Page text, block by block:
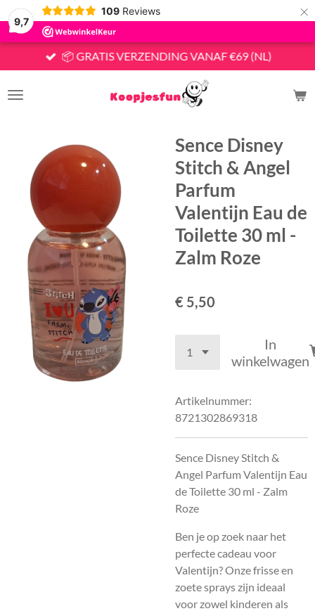
9,7
109 Reviews ×
📦 GRATIS VERZENDING VANAF €69 (NL)
Sence Disney
Stitch & Angel
Parfum
Valentijn Eau de
Toilette 30 ml -
Zalm Roze
€ 5,50
In
winkelwagen
Artikelnummer:
8721302869318
Sence Disney Stitch &
Angel Parfum Valentijn Eau
de Toilette 30 ml - Zalm
Roze
Ben je op zoek naar het
perfecte cadeau voor
Valentijn? Onze frisse en
zoete sprays zijn ideaal
voor zowel kinderen als